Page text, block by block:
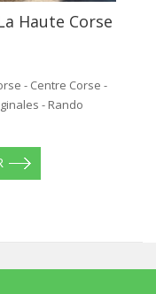
Haute Corse
- Centre Corse -
- Rando